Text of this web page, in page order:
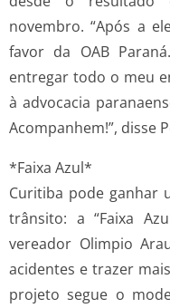
novembro. “Após a
favor da OAB
entregar todo o meu
à advocacia
Acompanhem!”, disse
*Faixa Azul*
Curitiba pode ganhar
trânsito: a “Faixa
vereador Olimpio
acidentes e trazer
projeto segue o